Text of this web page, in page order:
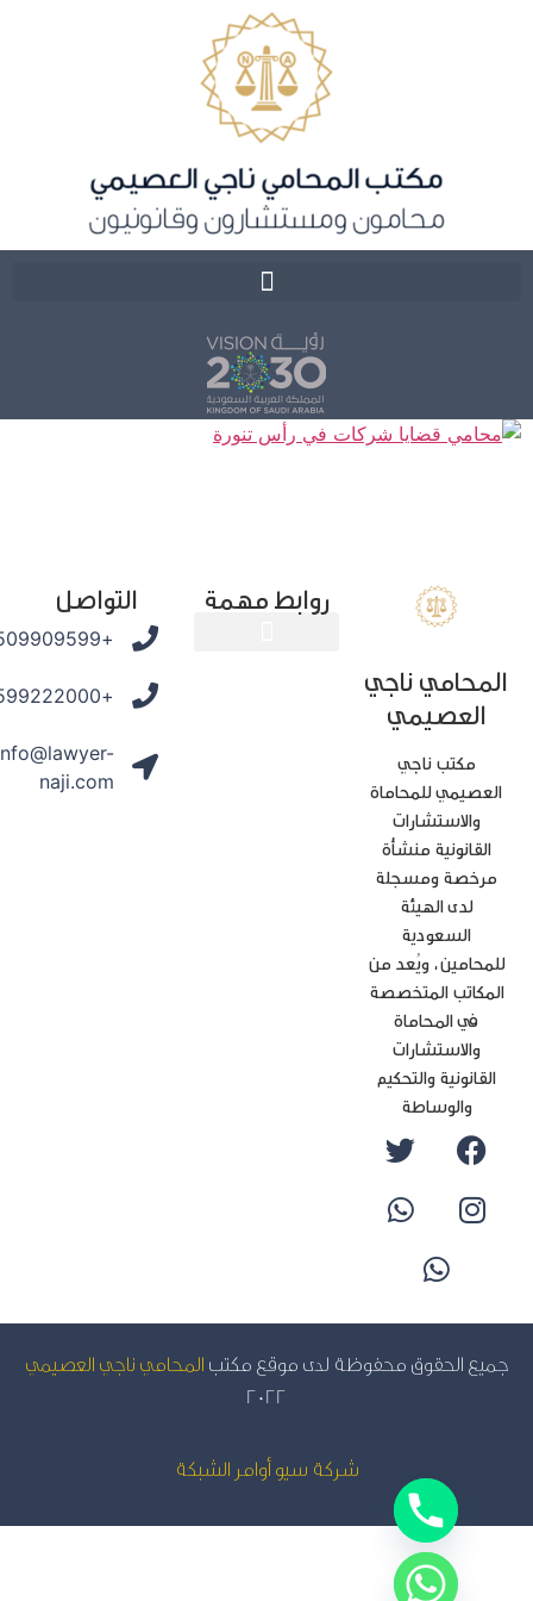
ناجي
العصيمي
مكتب ناجي
للمحاماة
والاستشارات
القانونية منشأة
ومسجلة
لدى الهيئة
السعودية
ويُعد من
المتخصصة
في المحاماة
والاستشارات
والتحكيم
والوساطة
روابط مهمة التواصل
+966509909599
+966599222000
info@lawyer-
naji.com
الحقوق محفوظة لدى موقع مكتبالمحامي ناجي العصيمي
شركة سيو أوامر الشبكة